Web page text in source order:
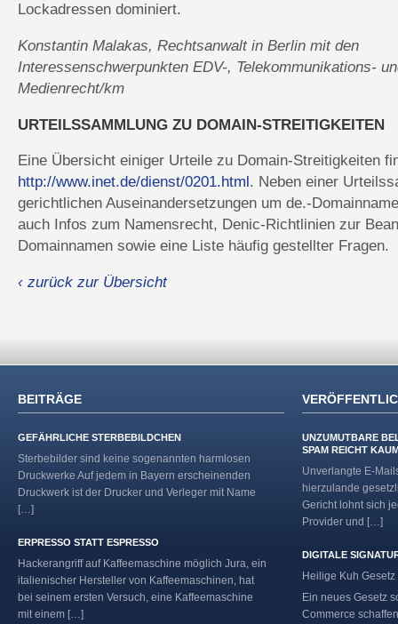
Lockadressen dominiert.
Konstantin Malakas, Rechtsanwalt in Berlin mit den
Interessenschwerpunkten EDV-, Telekommunikations-
Medienrecht/km
URTEILSSAMMLUNG ZU DOMAIN-STREITIGKEITEN
Eine Übersicht einiger Urteile zu Domain-Streitigkeiten
http://www.inet.de/dienst/0201.html. Neben einer
gerichtlichen Auseinandersetzungen um de.-
auch Infos zum Namensrecht, Denic-Richtlinien zur
Domainnamen sowie eine Liste häufig gestellter Fragen.
‹ zurück zur Übersicht
BEITRÄGE
GEFÄHRLICHE STERBEBILDCHEN
Sterbebilder sind keine sogenannten harmlosen
Druckwerke Auf jedem in Bayern erscheinenden
Druckwerk ist der Drucker und Verleger mit Name
[…]
ERPRESSO STATT ESPRESSO
Hackerangriff auf Kaffeemaschine möglich Jura, ein
italienischer Hersteller von Kaffeemaschinen, hat
bei seinem ersten Versuch, eine Kaffeemaschine
mit einem […]
UNZUMUTBARE
SPAM REICHT
Unverlangte E-
hierzulande
Gericht lohnt sich
Provider und […]
DIGITALE
Heilige Kuh
Ein neues Gesetz
Commerce